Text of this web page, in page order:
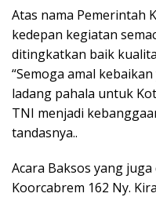
Atas nama Pemerintah
kedepan kegiatan
ditingkatkan baik
“Semoga amal
ladang pahala untuk
TNI menjadi
tandasnya..
Acara Baksos yang
Koorcabrem 162 Ny.